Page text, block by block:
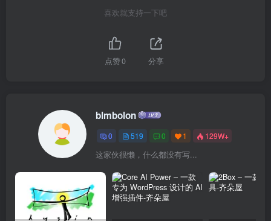
喜欢就支持一下吧
点赞0 分享
blmbolon
0 519 0 1 129W+
这家伙很懒，什么都没有写...